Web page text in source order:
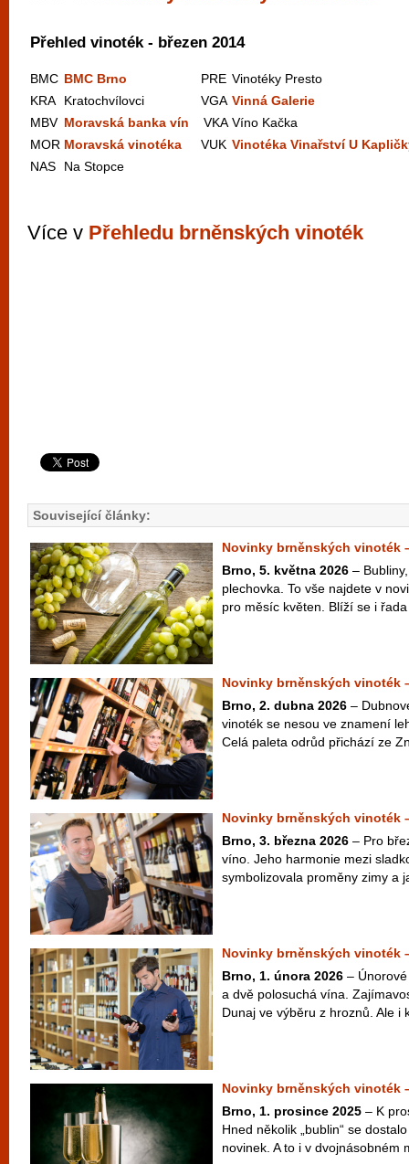
Přehled vinoték - březen 2014
BMC BMC Brno PRE Vinotéky Presto
KRA
Kratochvílovci VGA Vinná Galerie
MBV Moravská banka vín VKA Víno Kačka
MOR Moravská vinotéka VUK Vinotéka Vinařství U
NAS
Na Stopce
Více v Přehledu brněnských vinoték
Související články:
Novinky brněnských vinoték
Brno, 5. května 2026 –
plechovka. To vše najdete v
pro měsíc květen. Blíží se i
Novinky brněnských vinoték
Brno, 2. dubna 2026 –
vinoték se nesou ve znamení
Celá paleta odrůd přichází ze
Novinky brněnských vinoték
Brno, 3. března 2026 – Pro
víno. Jeho harmonie mezi
symbolizovala proměny zimy a
Novinky brněnských vinoték
Brno, 1. února 2026 –
a dvě polosuchá vína.
Dunaj ve výběru z hroznů. Ale i
Novinky brněnských vinoték
Brno, 1. prosince 2025 – K
Hned několik „bublin“ se
novinek. A to i v dvojnásobném